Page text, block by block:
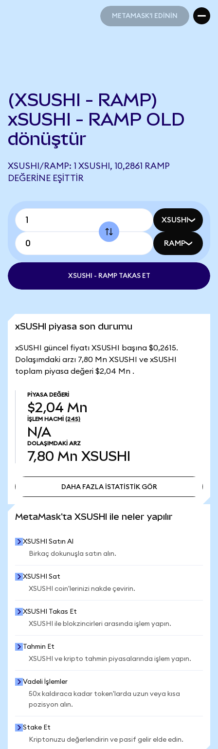
METAMASK'I EDİNİN
(XSUSHI - RAMP)
xSUSHI - RAMP OLD
dönüştür
XSUSHI/RAMP: 1 XSUSHI, 10,2861 RAMP
DEĞERINE EŞITTIR
XSUSHI
RAMP
XSUSHI - RAMP TAKAS ET
xSUSHI piyasa son durumu
xSUSHI güncel fiyatı XSUSHI başına $0,2615.
Dolaşımdaki arzı 7,80 Mn XSUSHI ve xSUSHI
toplam piyasa değeri $2,04 Mn .
PIYASA DEĞERI
$2,04 Mn
İŞLEM HACMI (24S)
N/A
DOLAŞIMDAKI ARZ
7,80 Mn XSUSHI
DAHA FAZLA İSTATİSTİK GÖR
MetaMask'ta XSUSHI ile neler yapılır
XSUSHI Satın Al
Birkaç dokunuşla satın alın.
XSUSHI Sat
XSUSHI coin'lerinizi nakde çevirin.
XSUSHI Takas Et
XSUSHI ile blokzincirleri arasında işlem yapın.
Tahmin Et
XSUSHI ve kripto tahmin piyasalarında işlem yapın.
Vadeli İşlemler
50x kaldıraca kadar token'larda uzun veya kısa
pozisyon alın.
Stake Et
Kriptonuzu değerlendirin ve pasif gelir elde edin.